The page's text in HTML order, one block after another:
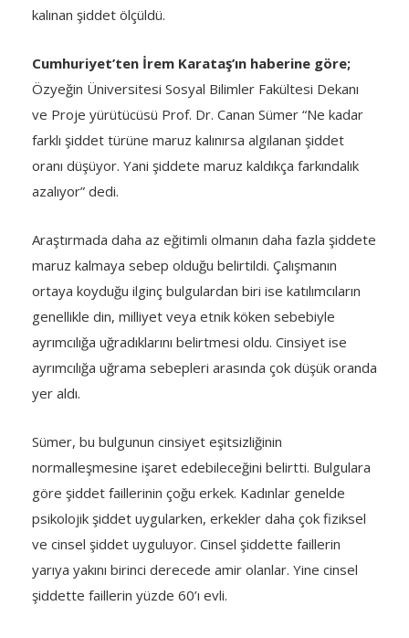
kalınan şiddet ölçüldü.
Cumhuriyet’ten İrem Karataş’ın haberine göre;
Özyeğin Üniversitesi Sosyal Bilimler Fakültesi Dekanı
ve Proje yürütücüsü Prof. Dr. Canan Sümer “Ne kadar
farklı şiddet türüne maruz kalınırsa algılanan şiddet
oranı düşüyor. Yani şiddete maruz kaldıkça farkındalık
azalıyor” dedi.
Araştırmada daha az eğitimli olmanın daha fazla şiddete
maruz kalmaya sebep olduğu belirtildi. Çalışmanın
ortaya koyduğu ilginç bulgulardan biri ise katılımcıların
genellikle din, milliyet veya etnik köken sebebiyle
ayrımcılığa uğradıklarını belirtmesi oldu. Cinsiyet ise
ayrımcılığa uğrama sebepleri arasında çok düşük oranda
yer aldı.
Sümer, bu bulgunun cinsiyet eşitsizliğinin
normalleşmesine işaret edebileceğini belirtti. Bulgulara
göre şiddet faillerinin çoğu erkek. Kadınlar genelde
psikolojik şiddet uygularken, erkekler daha çok fiziksel
ve cinsel şiddet uyguluyor. Cinsel şiddette faillerin
yarıya yakını birinci derecede amir olanlar. Yine cinsel
şiddette faillerin yüzde 60’ı evli.